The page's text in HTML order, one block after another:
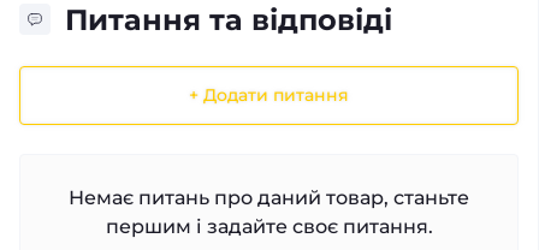
Питання та відповіді
+ Додати питання
Немає питань про даний товар, станьте
першим і задайте своє питання.